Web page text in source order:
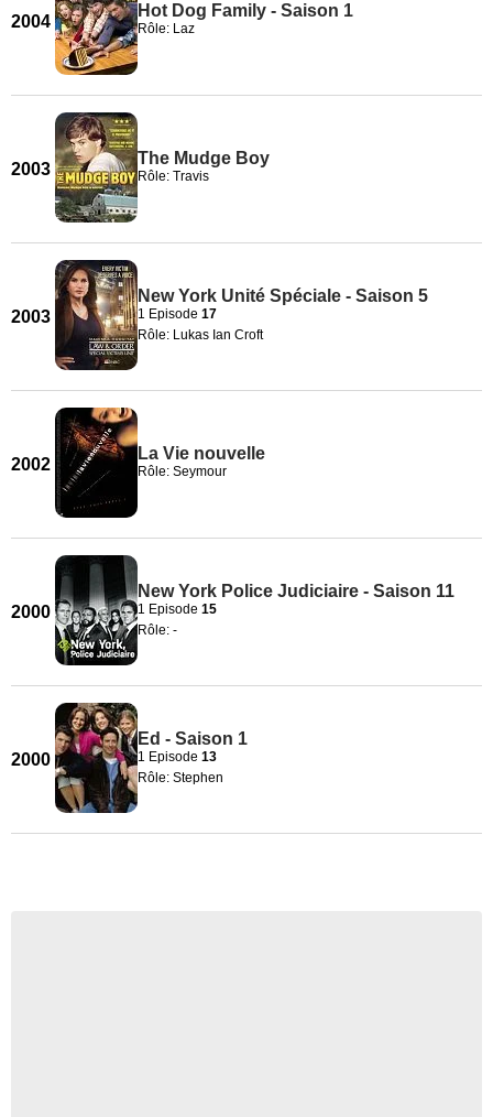
2004
Hot Dog Family - Saison 1
Rôle: Laz
2003
The Mudge Boy
Rôle: Travis
2003
New York Unité Spéciale - Saison 5
1 Episode 17
Rôle: Lukas Ian Croft
2002
La Vie nouvelle
Rôle: Seymour
2000
New York Police Judiciaire - Saison 11
1 Episode 15
Rôle: -
2000
Ed - Saison 1
1 Episode 13
Rôle: Stephen